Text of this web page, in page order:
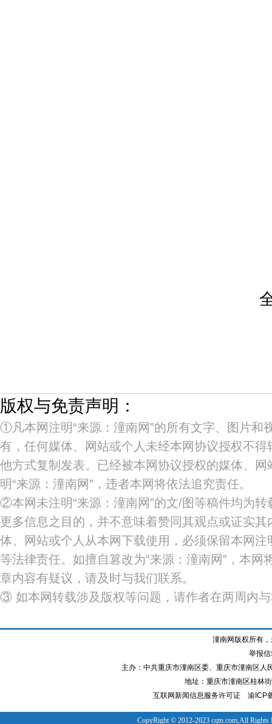
版权与免责声明：
①凡本网注明“来源：潼南网”的所有文字、图片和
有，任何媒体、网站或个人未经本网协议授权不
他方式复制发表。已经被本网协议授权的媒体、
明“来源：潼南网”，违者本网将依法追究责任。
②本网未注明“来源：潼南网”的文/图等稿件均为
更多信息之目的，并不意味着赞同其观点或证实
体、网站或个人从本网下载使用，必须保留本网注
等法律责任。如擅自篡改为“来源：潼南网”，本网
章内容有疑议，请及时与我们联系。
③ 如本网转载涉及版权等问题，请作者在两周内
潼南网版权所有
举报
主办：中共重庆市潼南区委、重庆市潼南区
地址：重庆市潼南区桂林
互联网新闻信息服务许可证
渝ICP
CopyRight © 2012-2023 cqtn.com,All Rights